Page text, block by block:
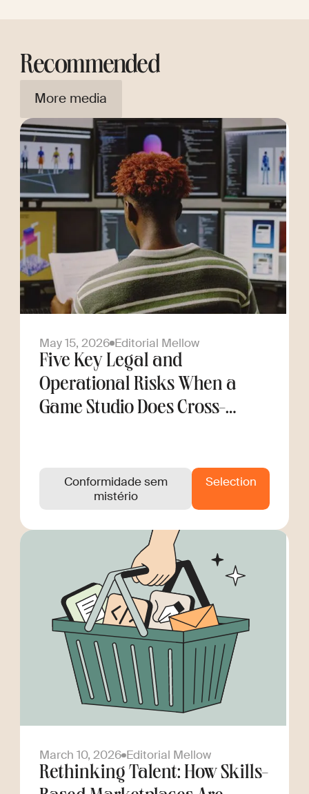
Recommended
More media
May 15, 2026 Editorial Mellow
Five Key Legal and
Operational Risks When a
Game Studio Does Cross-
Conformidade sem
mistério
Selection
March 10, 2026 Editorial Mellow
Rethinking Talent: How Skills-